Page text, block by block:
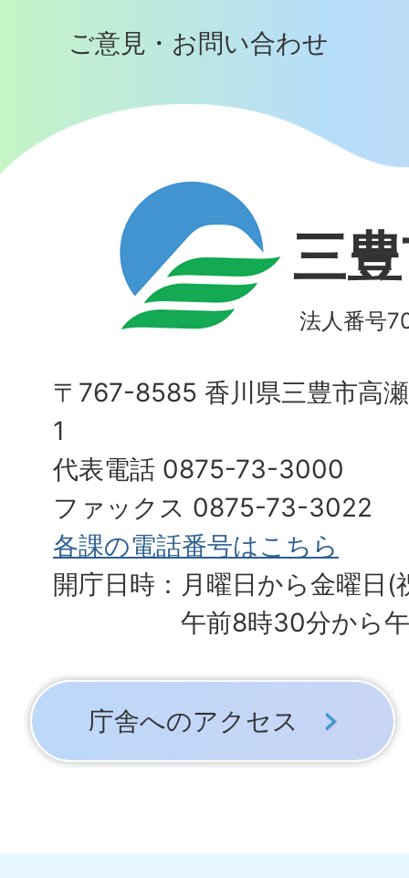
ご意見・お問い合わせ
三
法人番号
〒767-8585 香川県三豊市高
1
代表電話 0875-73-3000
ファックス 0875-73-3022
各課の電話番号はこちら
開庁日時：月曜日から金曜日(
午前8時30分から
庁舎へのアクセス